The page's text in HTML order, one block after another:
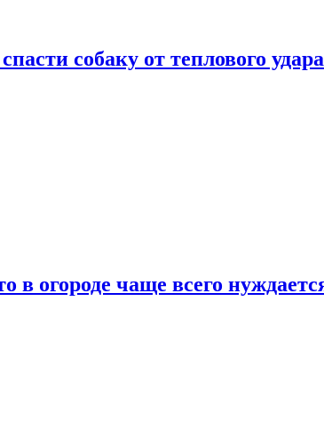
собаку от теплового удара
в огороде чаще всего